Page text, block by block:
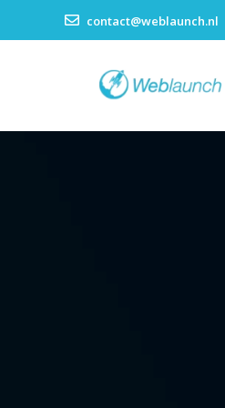
contact@weblaunch.nl